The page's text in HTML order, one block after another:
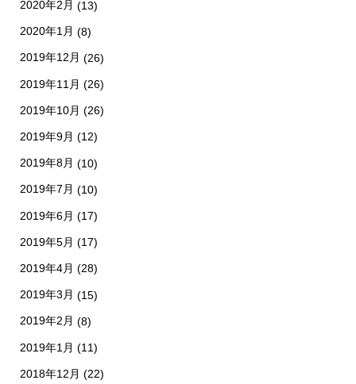
2020年2月 (13)
2020年1月 (8)
2019年12月 (26)
2019年11月 (26)
2019年10月 (26)
2019年9月 (12)
2019年8月 (10)
2019年7月 (10)
2019年6月 (17)
2019年5月 (17)
2019年4月 (28)
2019年3月 (15)
2019年2月 (8)
2019年1月 (11)
2018年12月 (22)